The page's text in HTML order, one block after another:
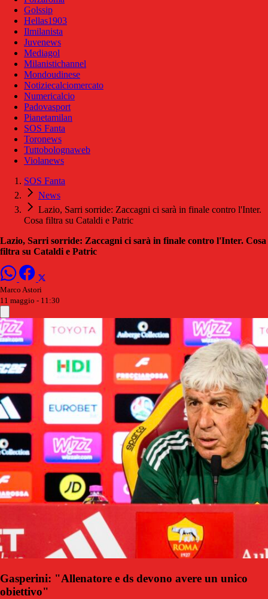
Golssip
Hellas1903
Ilmilanista
Juvenews
Mediagol
Milanistichannel
Mondoudinese
Notiziecalciomercato
Numericalcio
Padovasport
Pianetamilan
SOS Fanta
Toronews
Tuttobolognaweb
Violanews
SOS Fanta
News
Lazio, Sarri sorride: Zaccagni ci sarà in finale contro l'Inter.
Cosa filtra su Cataldi e Patric
Lazio, Sarri sorride: Zaccagni ci sarà in finale contro l'Inter. Cosa
filtra su Cataldi e Patric
Marco Astori
11 maggio - 11:30
Gasperini: "Allenatore e ds devono avere un unico
obiettivo"